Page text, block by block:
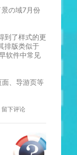
の域7月份
到了样式的更
排版类似于
软件中常见
、导游页等
留下评论